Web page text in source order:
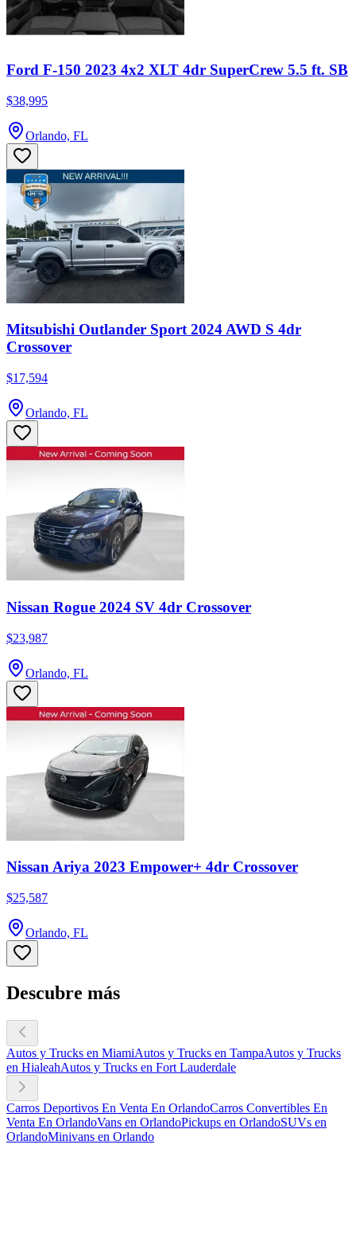
Ford F-150 2023 4x2 XLT 4dr SuperCrew 5.5 ft. SB
$38,995
Orlando, FL
Mitsubishi Outlander Sport 2024 AWD S 4dr
Crossover
$17,594
Orlando, FL
Nissan Rogue 2024 SV 4dr Crossover
$23,987
Orlando, FL
Nissan Ariya 2023 Empower+ 4dr Crossover
$25,587
Orlando, FL
Descubre más
Autos y Trucks en MiamiAutos y Trucks en TampaAutos y Trucks
en HialeahAutos y Trucks en Fort Lauderdale
Carros Deportivos En Venta En OrlandoCarros Convertibles En
Venta En OrlandoVans en OrlandoPickups en OrlandoSUVs en
OrlandoMinivans en Orlando